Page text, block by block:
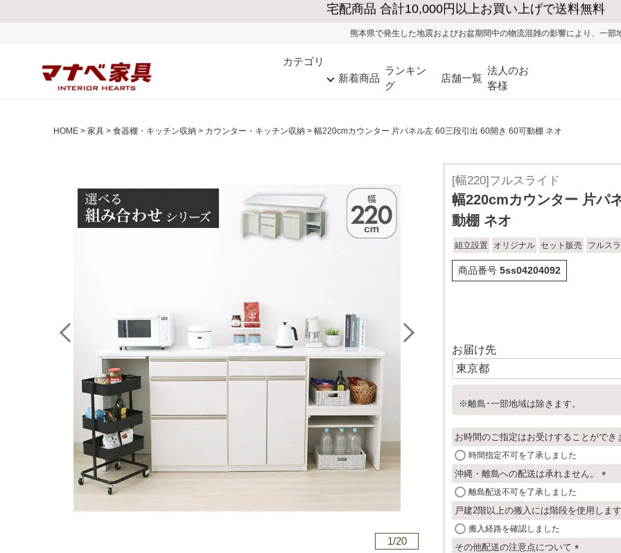
熊本県で発生した地震およびお盆期間中の物流混雑の影響により、一部地域ではお荷物のお届
カテゴリ
新着商品
ランキン
グ
店舗一覧
法人のお
客様
HOME 家具 食器棚・キッチン収納 カウンター・キッチン収納 幅220cmカウンター 片パネル左 60三段引出 60開き 60可動棚 ネオ
1/20
[幅220]フルスライド
幅220cmカウンター 片パ
動棚 ネオ
組立設置 オリジナル セット販売 フルス
商品番号 5ss04204092
お届け先
※離島･一部地域は除きます。
お時間のご指定はお受けすることができ
時間指定不可を了承しました
沖縄・離島への配送は承れません。
必
須
離島配送不可を了承しました
戸建2階以上の搬入には階段を使用します
搬入経路を確認しました
その他配送の注意点について